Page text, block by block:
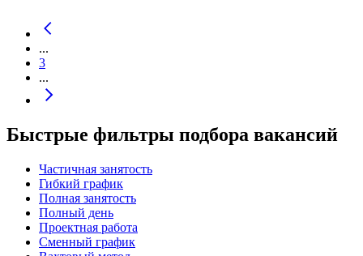
...
3
...
Быстрые фильтры подбора вакансий
Частичная занятость
Гибкий график
Полная занятость
Полный день
Проектная работа
Сменный график